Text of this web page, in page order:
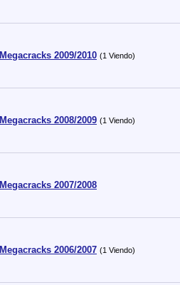
Megacracks 2009/2010 (1 Viendo)
Megacracks 2008/2009 (1 Viendo)
Megacracks 2007/2008
Megacracks 2006/2007 (1 Viendo)